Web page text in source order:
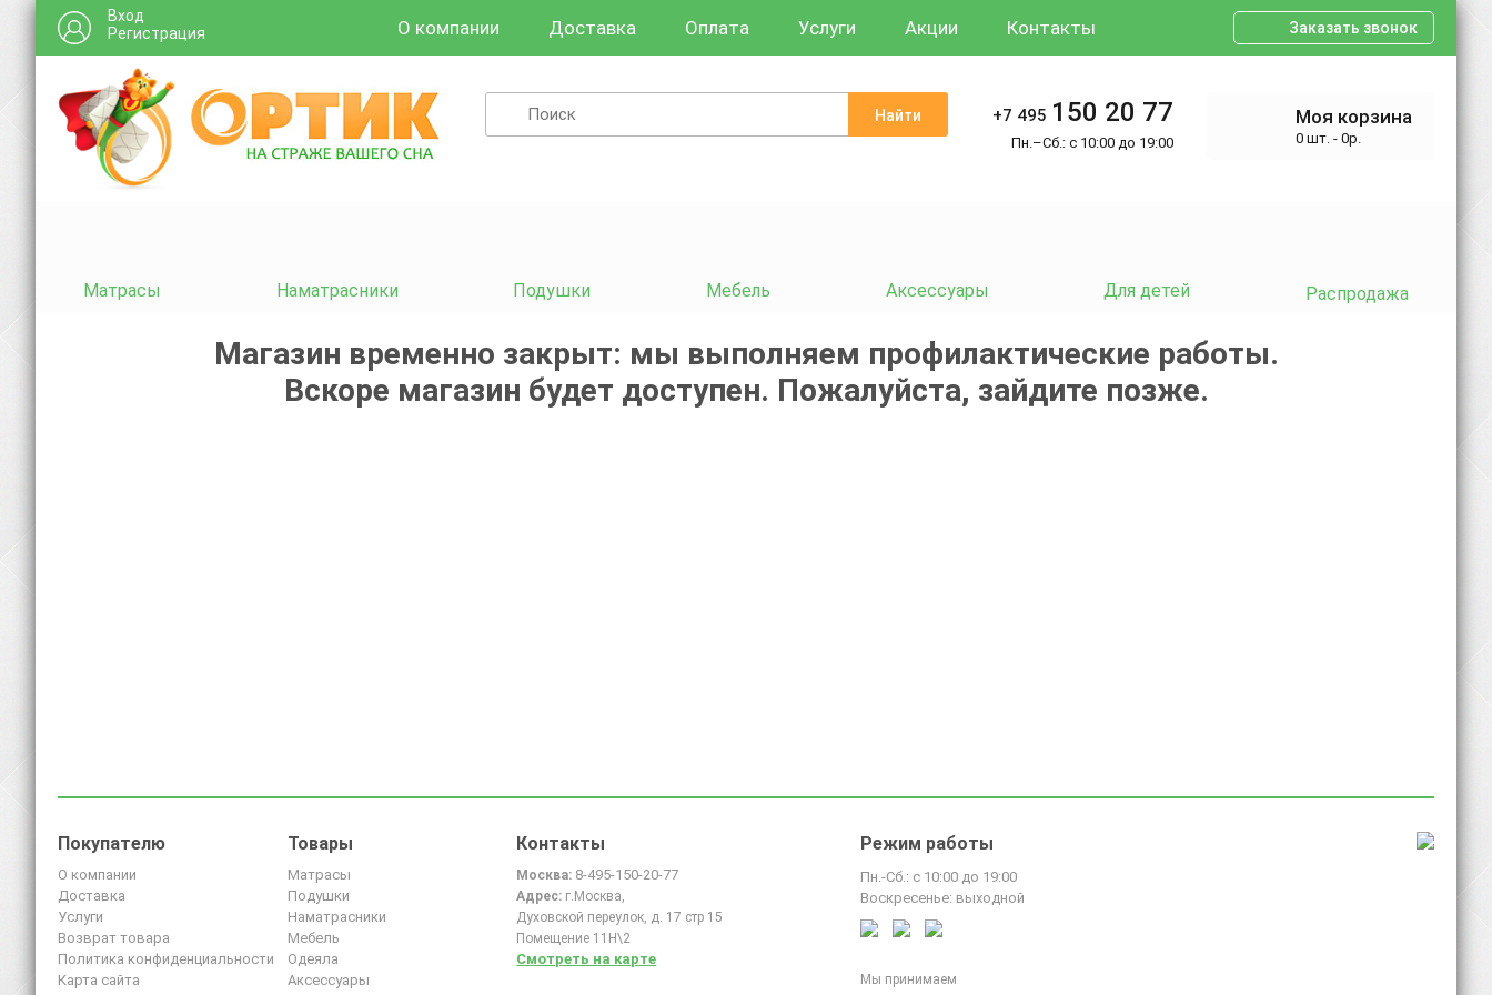
Вход
Регистрация
О компании Доставка Оплата Услуги Акции Контакты Заказать звонок
Найти +7 495 150 20 77
Пн.–Сб.: с 10:00 до 19:00
Моя корзина
0 шт. - 0р.
Матрасы Наматрасники Подушки Мебель Аксессуары Для детей Распродажа
Магазин временно закрыт: мы выполняем профилактические работы.
Вскоре магазин будет доступен. Пожалуйста, зайдите позже.
Покупателю
О компании
Доставка
Услуги
Возврат товара
Политика конфиденциальности
Карта сайта
Товары
Матрасы
Подушки
Наматрасники
Мебель
Одеяла
Аксессуары
Контакты
Москва: 8-495-150-20-77
Адрес: г.Москва,
Духовской переулок, д. 17 стр 15
Помещение 11Н\2
Смотреть на карте
Режим работы
Пн.-Сб.: с 10:00 до 19:00
Воскресенье: выходной
Мы принимаем